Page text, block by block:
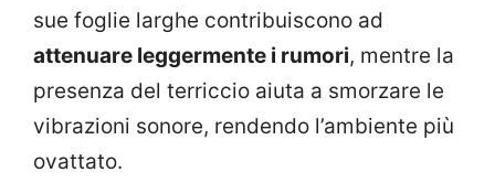
sue foglie larghe contribuiscono ad
attenuare leggermente i rumori, mentre la
presenza del terriccio aiuta a smorzare le
vibrazioni sonore, rendendo l’ambiente più
ovattato.